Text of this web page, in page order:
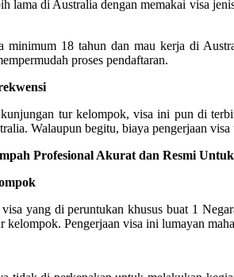
lama di Australia dengan memakai visa
minimum 18 tahun dan mau kerja di
proses pendaftaran.
tur kelompok, visa ini pun di
Walaupun begitu, biaya pengerjaan
Profesional Akurat dan Resmi
yang di peruntukan khusus buat 1
kelompok. Pengerjaan visa ini lumayan